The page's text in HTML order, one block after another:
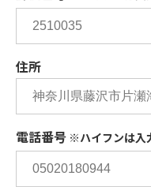
住所
電話番号 ※ハイフンは入